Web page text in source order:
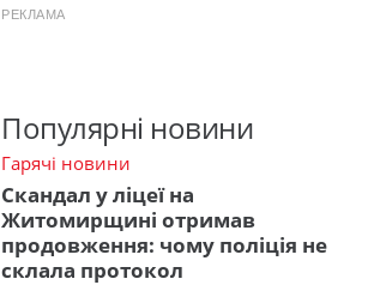
РЕКЛАМА
Популярні новини
Гарячі новини
Скандал у ліцеї на
Житомирщині отримав
продовження: чому поліція не
склала протокол